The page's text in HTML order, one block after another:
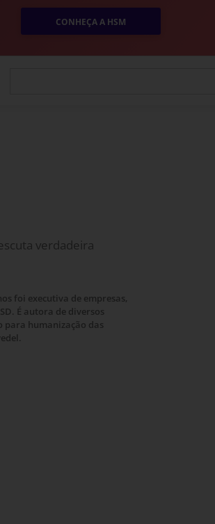
CONHEÇA A HSM
verdadeira
foi executiva de empresas,
É autora de diversos
para humanização das